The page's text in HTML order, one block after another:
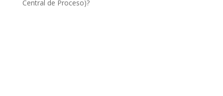
Central de Proceso)?